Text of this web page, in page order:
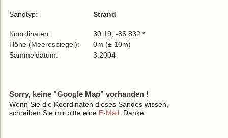
Sandtyp: Strand
Koordinaten:
30.19, -85.832 *
Höhe (Meerespiegel):
0m (± 10m)
Sammeldatum:
3.2004
Sorry, keine "Google Map" vorhanden !
Wenn Sie die Koordinaten dieses Sandes wissen,
schreiben Sie mir bitte eine E-Mail . Danke.